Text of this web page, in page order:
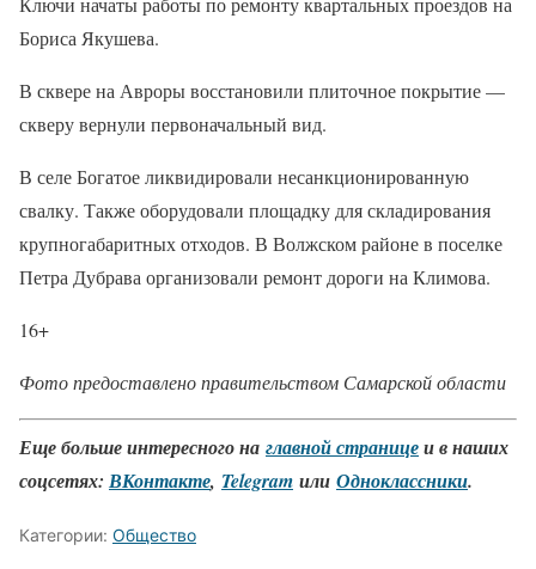
Бориса Якушева.
В сквере на Авроры восстановили плиточное покрытие —
скверу вернули первоначальный вид.
В селе Богатое ликвидировали несанкционированную
свалку. Также оборудовали площадку для складирования
крупногабаритных отходов. В Волжском районе в поселке
Петра Дубрава организовали ремонт дороги на Климова.
16+
Фото предоставлено правительством Самарской области
Еще больше интересного на главной страницеи в наших
соцсетях: ВКонтакте, Telegram или Одноклассники.
Категории: Общество